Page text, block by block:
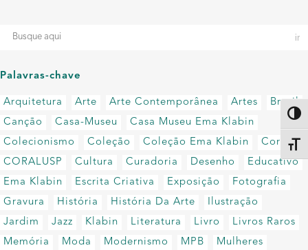
Palavras-chave
Arquitetura Arte Arte Contemporânea Artes
Brasil
Canção
Casa-Museu
Casa Museu Ema Klabin
Colecionismo
Coleção Coleção Ema Klabin
Coral
CORALUSP
Cultura Curadoria Desenho
Educativo
Ema Klabin
Escrita Criativa Exposição
Fotografia
Gravura
História História Da Arte
Ilustração
Jardim
Jazz Klabin Literatura Livro
Livros Raros
Memória
Moda Modernismo MPB
Mulheres